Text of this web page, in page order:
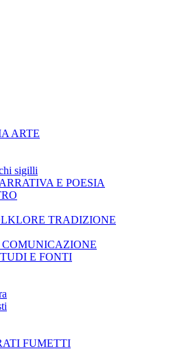
ARTE
sigilli
E POESIA
TRADIZIONE
E FONTI
FUMETTI